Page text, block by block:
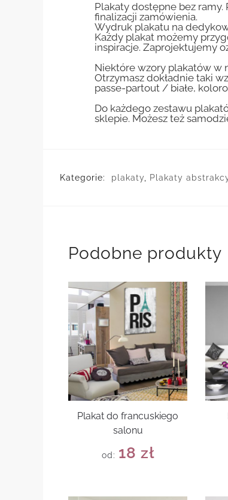
Plakaty dostępne bez
finalizacji zamówienia.
Wydruk plakatu na
Każdy plakat możemy
inspiracje. Zaprojektujemy
Niektóre wzory plakatów w
Otrzymasz dokładnie taki
passe-partout / białe,
Do każdego zestawu
sklepie. Możesz też
Kategorie:
plakaty, Plakaty
Podobne produkty
Plakat do francuskiego
salonu
od: 18 zł